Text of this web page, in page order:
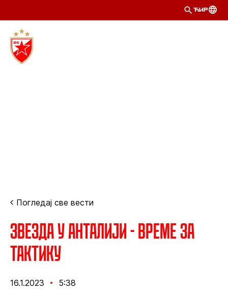
ЋИР
Погледај све вести
Звезда у Анталији - Време за
тактику
16.1.2023 5:38